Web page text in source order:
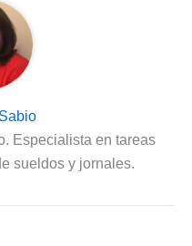
Especialista en tareas
sueldos y jornales.